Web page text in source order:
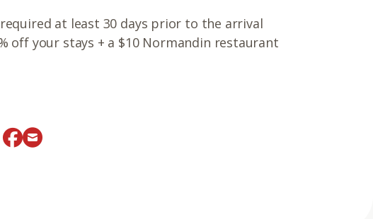
at least 30 days prior to the arrival
off your stays + a $10 Normandin restaurant